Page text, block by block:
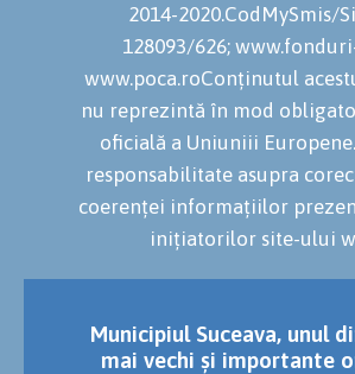
2014-2020.CodMySmis/
128093/626;
www.poca.roConținutul
nu reprezintă în mod
oficială a Uniuniii
responsabilitate asupra
coerenței informațiilor
inițiatorilor site-ului
Municipiul Suceava, unul
mai vechi și importante